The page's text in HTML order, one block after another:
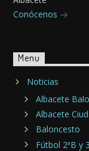
Conócenos
Menu
Noticias
Albacete
Albacete
Baloncesto
Fútbol 2ªB y